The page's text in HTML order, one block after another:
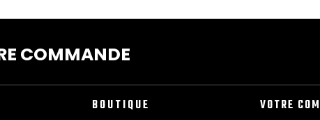
COMMANDE
BOUTIQUE VOTRE